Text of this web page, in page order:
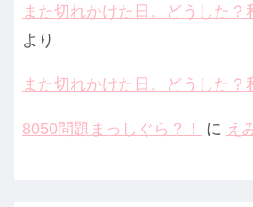
また切れかけた日。どうした？
より
また切れかけた日。どうした？
8050問題まっしぐら？！ に え